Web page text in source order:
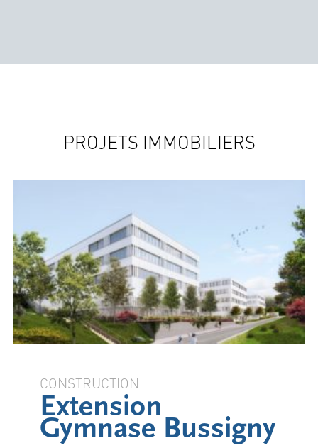
PROJETS IMMOBILIERS
CONSTRUCTION
Extension
Gymnase Bussigny